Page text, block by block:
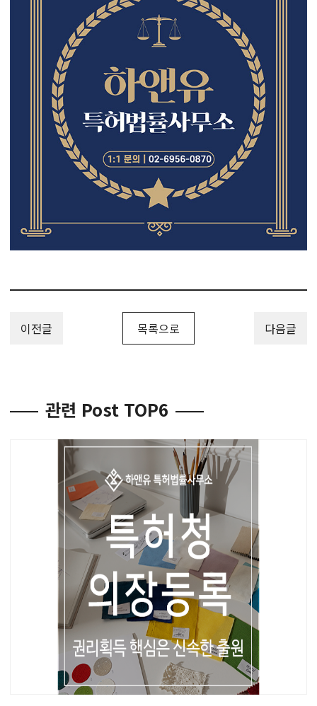
이전글 목록으로 다음글
관련 Post TOP6